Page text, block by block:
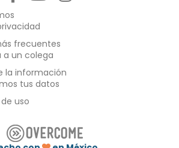
frecuentes
a un colega
la información
tus datos
uso